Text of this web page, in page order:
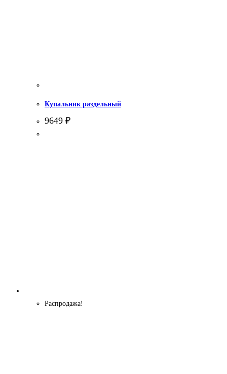
Купальник раздельный
9649 ₽
Распродажа!